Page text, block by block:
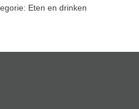
Eten en drinken